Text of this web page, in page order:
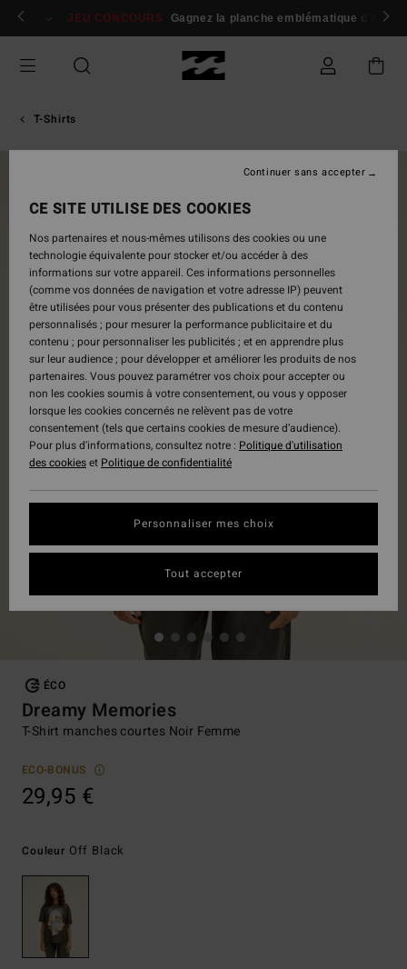
Passer
Se connecter / s'inscrire
JEU CONCOURS Gagnez la planche emblématique d'Andy
T-Shirts
ÉCO
Dreamy Memories
T-Shirt manches courtes Noir Femme
ECO-BONUS
29,95 €
Couleur Off Black
CE SITE UTILISE DES COOKIES
Nos partenaires et nous-mêmes utilisons des cookies ou une
technologie équivalente pour stocker et/ou accéder à des
informations sur votre appareil. Ces informations personnelles
(comme vos données de navigation et votre adresse IP) peuvent
être utilisées pour vous présenter des publications et du contenu
personnalisés ; pour mesurer la performance publicitaire et du
contenu ; pour personnaliser les publicités ; et en apprendre plus
sur leur audience ; pour développer et améliorer les produits de nos
partenaires. Vous pouvez paramétrer vos choix pour accepter ou
non les cookies soumis à votre consentement, ou vous y opposer
lorsque les cookies concernés ne relèvent pas de votre
consentement (tels que certains cookies de mesure d’audience).
Pour plus d'informations, consultez notre : Politique d'utilisation
des cookieset Politique de confidentialité
Personnaliser mes choix
Continuer sans accepter
Tout accepter